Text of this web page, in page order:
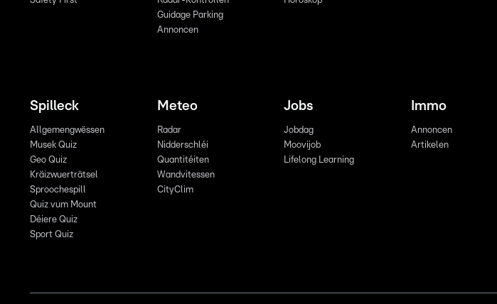
Guidage Parking
Annoncen
Spilleck
Allgemengwëssen
Musek Quiz
Geo Quiz
Kräizwuerträtsel
Sproochespill
Quiz vum Mount
Déiere Quiz
Sport Quiz
Meteo
Radar
Nidderschléi
Quantitéiten
Wandvitessen
CityClim
Jobs
Jobdag
Moovijob
Lifelong Learning
Immo
Annoncen
Artikelen